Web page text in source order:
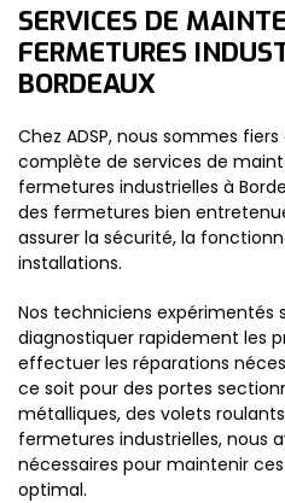
SERVICES DE
FERMETURES
BORDEAUX
Chez ADSP, nous sommes
complète de services de
fermetures industrielles à
des fermetures bien
assurer la sécurité, la
installations.
Nos techniciens expérimentés
diagnostiquer rapidement les
effectuer les réparations
ce soit pour des portes
métalliques, des volets
fermetures industrielles, nous
nécessaires pour maintenir
optimal.